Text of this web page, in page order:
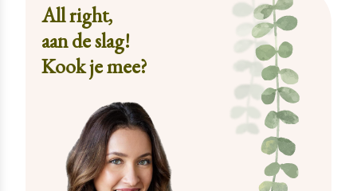
All right,
aan de slag!
Kook je mee?